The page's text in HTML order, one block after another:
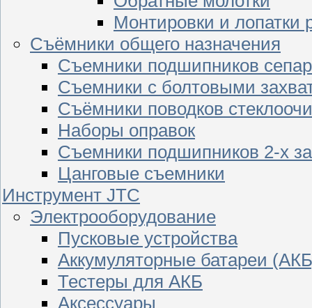
Монтировки и лопатки
Съёмники общего назначения
Съемники подшипников
Съемники с болтовыми
Съёмники поводков
Наборы оправок
Съемники подшипников 2-х
Цанговые съемники
Инструмент JTC
Электрооборудование
Пусковые устройства
Аккумуляторные батареи
Тестеры для АКБ
Аксессуары